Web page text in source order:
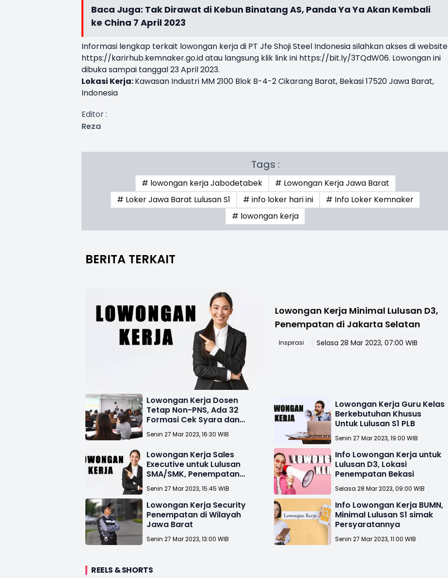
Baca Juga: Tak Dirawat di Kebun Binatang AS, Panda Ya Ya Akan Kembali
ke China 7 April 2023
Informasi lengkap terkait lowongan kerja di PT Jfe Shoji Steel Indonesia silahkan akses di website
https://karirhub.kemnaker.go.idatau langsung klik link ini https://bit.ly/3TQdW06. Lowongan ini
dibuka sampai tanggal 23 April 2023.
Lokasi Kerja:Kawasan Industri MM 2100 Blok B-4-2 Cikarang Barat, Bekasi 17520 Jawa Barat,
Indonesia
Editor :
Reza
Tags :
# lowongan kerja Jabodetabek
# Lowongan Kerja Jawa Barat
# Loker Jawa Barat Lulusan S1
# info loker hari ini
# Info Loker Kemnaker
# lowongan kerja
BERITA TERKAIT
Lowongan Kerja Minimal Lulusan D3,
Penempatan di Jakarta Selatan
Inspirasi Selasa 28 Mar 2023, 07:00 WIB
Lowongan Kerja Dosen
Tetap Non-PNS, Ada 32
Formasi Cek Syara dan
Cara Daftarnya
Senin 27 Mar 2023, 16:30 WIB
Lowongan Kerja Guru Kelas
Berkebutuhan Khusus
Untuk Lulusan S1 PLB
Senin 27 Mar 2023, 19:00 WIB
Lowongan Kerja Sales
Executive untuk Lulusan
SMA/SMK, Penempatan
Cikarang Bekasi
Senin 27 Mar 2023, 15:45 WIB
Info Lowongan Kerja untuk
Lulusan D3, Lokasi
Penempatan Bekasi
Selasa 28 Mar 2023, 09:00 WIB
Lowongan Kerja Security
Penempatan di Wilayah
Jawa Barat
Senin 27 Mar 2023, 13:00 WIB
Info Lowongan Kerja BUMN,
Minimal Lulusan S1 simak
Persyaratannya
Senin 27 Mar 2023, 11:00 WIB
REELS & SHORTS